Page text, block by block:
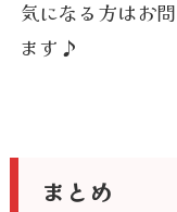
気になる方はお
ます♪
まとめ